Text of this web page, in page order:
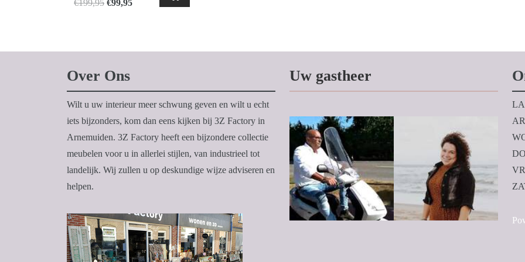
€199,95 €99,95
Over Ons
Wilt u uw interieur meer schwung geven en wilt u echt
iets bijzonders, kom dan eens kijken bij 3Z Factory in
Arnemuiden. 3Z Factory heeft een bijzondere collectie
meubelen voor u in allerlei stijlen, van industrieel tot
landelijk. Wij zullen u op deskundige wijze adviseren en
helpen.
Uw gastheer